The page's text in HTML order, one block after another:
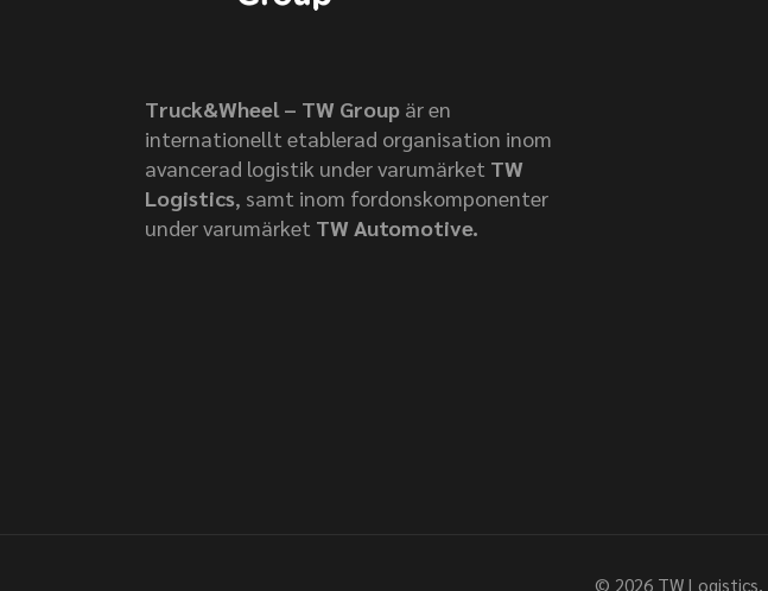
Truck&Wheel – TW Group är en
internationellt etablerad organisation inom
avancerad logistik under varumärket TW
Logistics, samt inom fordonskomponenter
under varumärket TW Automotive.
© 2026 TW Logistics